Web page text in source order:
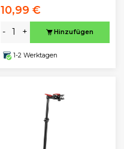
10,99 €
- + Hinzufügen
1-2 Werktagen